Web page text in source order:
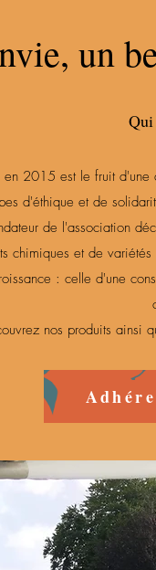
un
Qui
en 2015 est le fruit
d'éthique et de
de l'association
chimiques et de
: celle d'une
nos produits ainsi